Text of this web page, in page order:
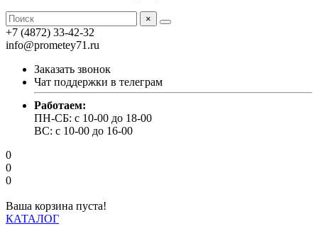
×
+7 (4872) 33-42-32
info@prometey71.ru
Заказать звонок
Чат поддержки в телеграм
Работаем:
ПН-СБ: с 10-00 до 18-00
ВС: с 10-00 до 16-00
0
0
0
Ваша корзина пуста!
КАТАЛОГ